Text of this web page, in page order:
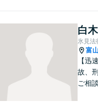
白
氷見法
富
【迅
故、
ご相